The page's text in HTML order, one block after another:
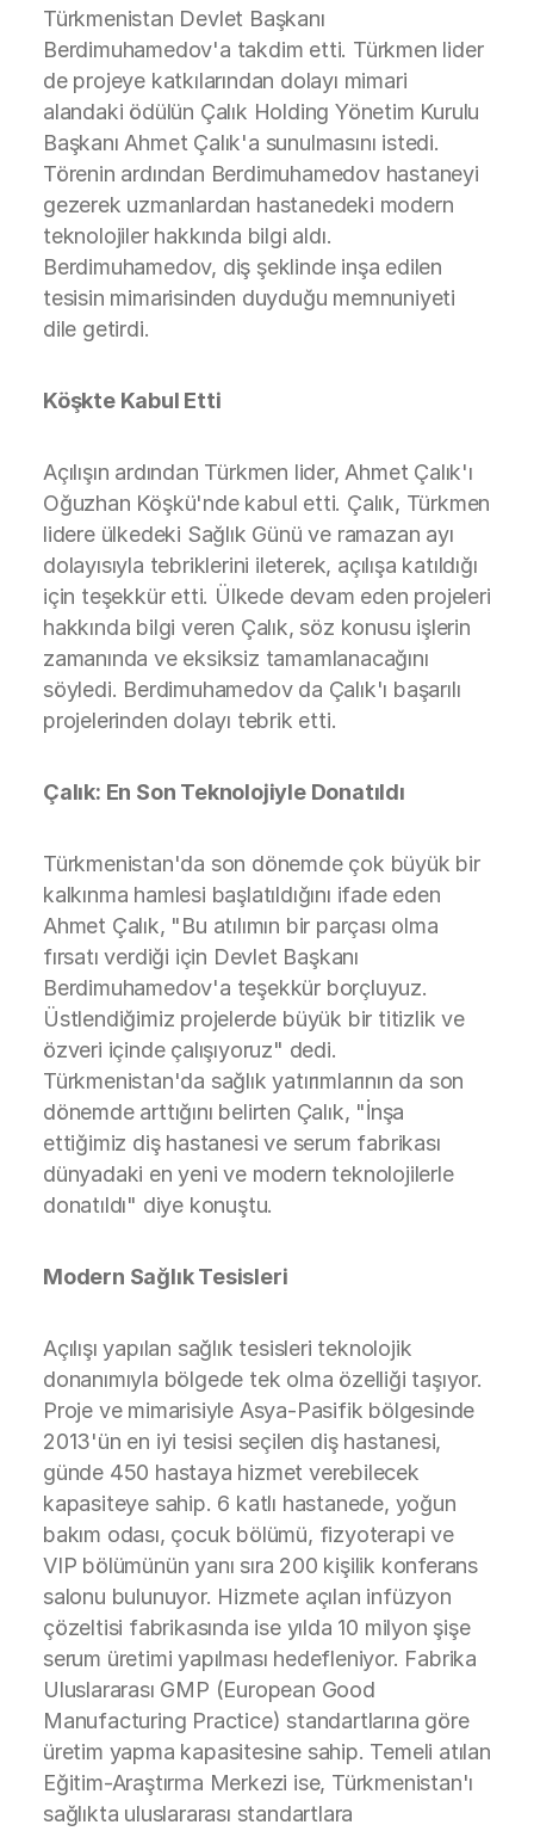
Türkmenistan Devlet Başkanı
Berdimuhamedov'a takdim etti. Türkmen lider
de projeye katkılarından dolayı mimari
alandaki ödülün Çalık Holding Yönetim Kurulu
Başkanı Ahmet Çalık'a sunulmasını istedi.
Törenin ardından Berdimuhamedov hastaneyi
gezerek uzmanlardan hastanedeki modern
teknolojiler hakkında bilgi aldı.
Berdimuhamedov, diş şeklinde inşa edilen
tesisin mimarisinden duyduğu memnuniyeti
dile getirdi.
Köşkte Kabul Etti
Açılışın ardından Türkmen lider, Ahmet Çalık'ı
Oğuzhan Köşkü'nde kabul etti. Çalık, Türkmen
lidere ülkedeki Sağlık Günü ve ramazan ayı
dolayısıyla tebriklerini ileterek, açılışa katıldığı
için teşekkür etti. Ülkede devam eden projeleri
hakkında bilgi veren Çalık, söz konusu işlerin
zamanında ve eksiksiz tamamlanacağını
söyledi. Berdimuhamedov da Çalık'ı başarılı
projelerinden dolayı tebrik etti.
Çalık: En Son Teknolojiyle Donatıldı
Türkmenistan'da son dönemde çok büyük bir
kalkınma hamlesi başlatıldığını ifade eden
Ahmet Çalık, "Bu atılımın bir parçası olma
fırsatı verdiği için Devlet Başkanı
Berdimuhamedov'a teşekkür borçluyuz.
Üstlendiğimiz projelerde büyük bir titizlik ve
özveri içinde çalışıyoruz" dedi.
Türkmenistan'da sağlık yatırımlarının da son
dönemde arttığını belirten Çalık, "İnşa
ettiğimiz diş hastanesi ve serum fabrikası
dünyadaki en yeni ve modern teknolojilerle
donatıldı" diye konuştu.
Modern Sağlık Tesisleri
Açılışı yapılan sağlık tesisleri teknolojik
donanımıyla bölgede tek olma özelliği taşıyor.
Proje ve mimarisiyle Asya-Pasifik bölgesinde
2013'ün en iyi tesisi seçilen diş hastanesi,
günde 450 hastaya hizmet verebilecek
kapasiteye sahip. 6 katlı hastanede, yoğun
bakım odası, çocuk bölümü, fizyoterapi ve
VIP bölümünün yanı sıra 200 kişilik konferans
salonu bulunuyor. Hizmete açılan infüzyon
çözeltisi fabrikasında ise yılda 10 milyon şişe
serum üretimi yapılması hedefleniyor. Fabrika
Uluslararası GMP (European Good
Manufacturing Practice) standartlarına göre
üretim yapma kapasitesine sahip. Temeli atılan
Eğitim-Araştırma Merkezi ise, Türkmenistan'ı
sağlıkta uluslararası standartlara